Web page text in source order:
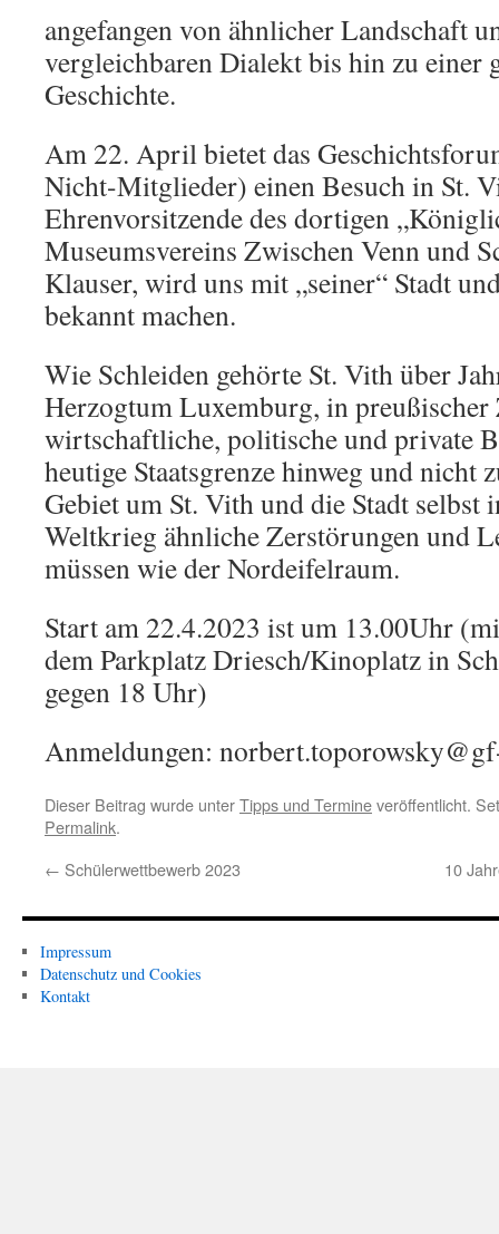
angefangen von ähnlicher Landschaft
vergleichbaren Dialekt bis hin zu einer
Geschichte.
Am 22. April bietet das
Nicht-Mitglieder) einen Besuch in St.
Ehrenvorsitzende des dortigen
Museumsvereins Zwischen Venn und
Klauser, wird uns mit „seiner“ Stadt
bekannt machen.
Wie Schleiden gehörte St. Vith über
Herzogtum Luxemburg, in preußischer
wirtschaftliche, politische und private
heutige Staatsgrenze hinweg und nicht
Gebiet um St. Vith und die Stadt selbst
Weltkrieg ähnliche Zerstörungen und
müssen wie der Nordeifelraum.
Start am 22.4.2023 ist um 13.00Uhr
dem Parkplatz Driesch/Kinoplatz in
gegen 18 Uhr)
Anmeldungen:
Dieser Beitrag wurde unterTipps und Termineveröffentlicht.
Permalink.
← Schülerwettbewerb 2023 10
Impressum
Datenschutz und Cookies
Kontakt